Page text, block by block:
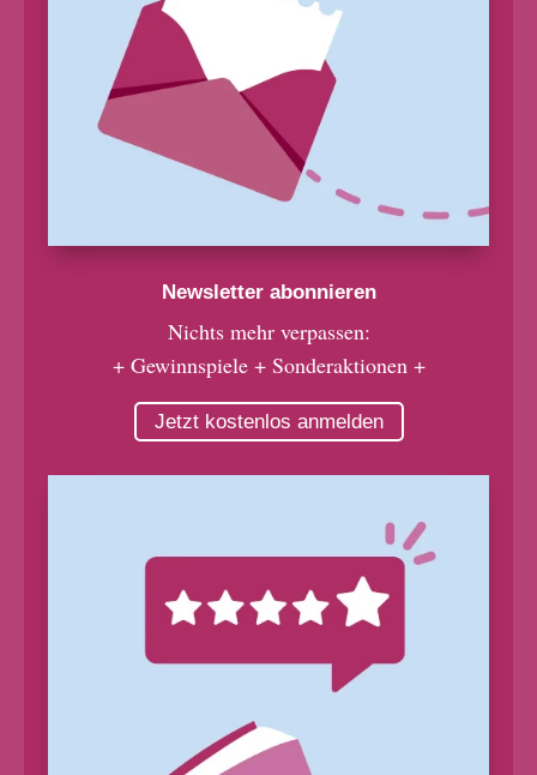
Newsletter abonnieren
Nichts mehr verpassen:
+ Gewinnspiele + Sonderaktionen +
Jetzt kostenlos anmelden